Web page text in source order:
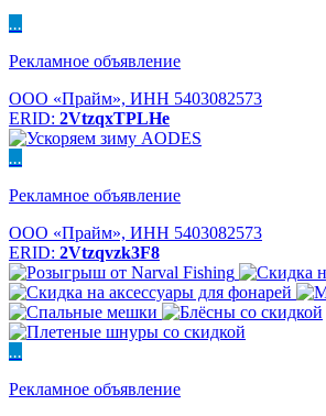
...
Рекламное объявление
ООО «Прайм», ИНН 5403082573
ERID: 2VtzqxTPLHe
...
Рекламное объявление
ООО «Прайм», ИНН 5403082573
ERID: 2Vtzqvzk3F8
...
Рекламное объявление